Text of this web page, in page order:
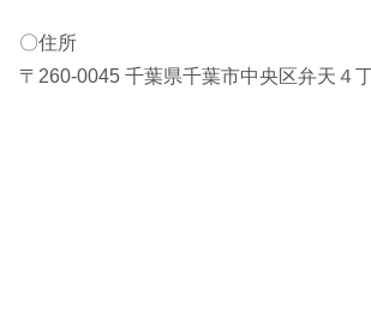
〇住所
〒260-0045 千葉県千葉市中央区弁天４